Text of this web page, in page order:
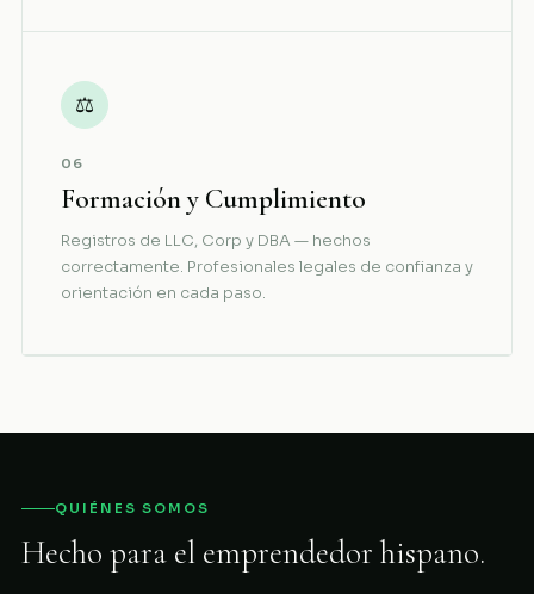
⚖
06
Formación y Cumplimiento
Registros de LLC, Corp y DBA — hechos
correctamente. Profesionales legales de confianza y
orientación en cada paso.
QUIÉNES SOMOS
Hecho para el emprendedor hispano.